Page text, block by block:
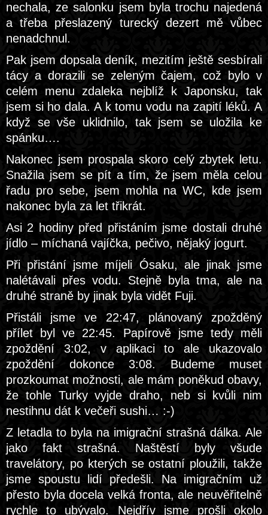
nechala, ze salonku jsem byla trochu najedená
a třeba přeslazený turecký dezert mě vůbec
nenadchnul.
Pak jsem dopsala deník, mezitím ještě sesbírali
tácy a dorazili se zeleným čajem, což bylo v
celém menu zdaleka nejblíž k Japonsku, tak
jsem si ho dala. A k tomu vodu na zapití léků. A
když se vše uklidnilo, tak jsem se uložila ke
spánku….
Nakonec jsem prospala skoro celý zbytek letu.
Snažila jsem se pít a tím, že jsem měla celou
řadu pro sebe, jsem mohla na WC, kde jsem
nakonec byla za let třikrát.
Asi 2 hodiny před přistáním jsme dostali druhé
jídlo – míchaná vajíčka, pečivo, nějaký jogurt.
Při přistání jsme míjeli Ósaku, ale jinak jsme
nalétávali přes vodu. Stejně byla tma, ale na
druhé straně by jinak byla vidět Fuji.
Přistáli jsme ve 22:47, plánovaný zpožděný
přílet byl ve 22:45. Papírově jsme tedy měli
zpoždění 3:02, v aplikaci to ale ukazovalo
zpoždění dokonce 3:08. Budeme muset
prozkoumat možnosti, ale mám poněkud obavy,
že tohle Turky vyjde draho, neb si kvůli nim
nestihnu dát k večeři sushi… :-)
Z letadla to byla na imigrační strašná dálka. Ale
jako fakt strašná. Naštěstí byly všude
travelátory, po kterých se ostatní ploužili, takže
jsme spoustu lidí předešli. Na imigračním už
přesto byla docela velká fronta, ale neuvěřitelně
rychle to ubývalo. Nejdřív jsme prošli okolo